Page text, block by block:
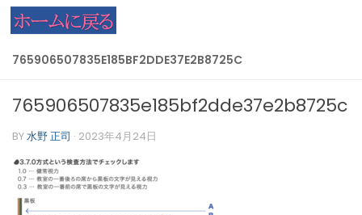
コンテンツへスキップ
765906507835E185BF2DDE37E2B8725C
765906507835e185bf2dde37e2b8725c
BY水野 正司 · 2023年4月24日